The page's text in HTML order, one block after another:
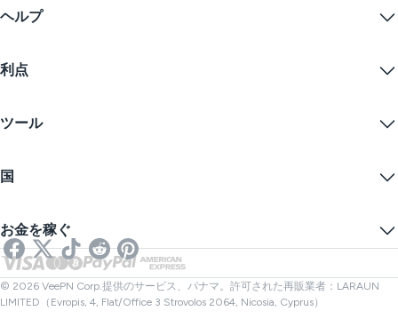
iOS VPN
Firefox
無料VPN
VPNダウンロード
価格
学生割引
ブログ
ヘルプ
お問い合わせ
プライバシーポリシー
クッキープリファレンス
利点
インターネットプライバシー
匿名IP
ストリーミング用VPN
Netflix用VPN
ツール
あなたのIPを隠す
オンラインSMS
リンクチェッカー
ファイルチェック
国
イギリスVPN
カナダVPN
トルコVPN
お金を稼ぐ
アフィリエイト
© 2026 VeePN Corp.提供のサービス、パナマ。許可された再販業者：LARAUN
LIMITED（Evropis, 4, Flat/Office 3 Strovolos 2064, Nicosia, Cyprus）